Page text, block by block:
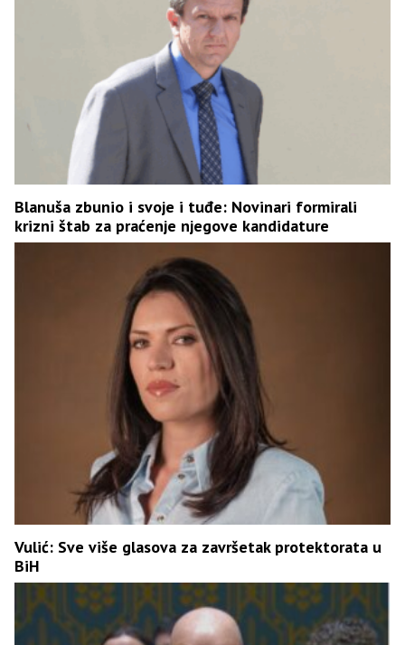
Blanuša zbunio i svoje i tuđe: Novinari formirali
krizni štab za praćenje njegove kandidature
Vulić: Sve više glasova za završetak protektorata u
BiH